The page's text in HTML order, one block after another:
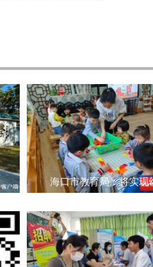
海口市教育局：将实现